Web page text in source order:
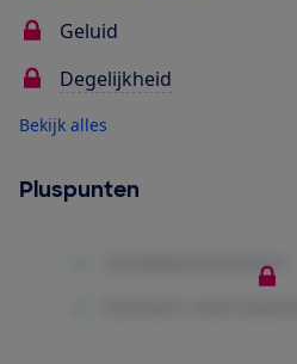
Geluid
Degelijkheid
Bekijk alles
Pluspunten